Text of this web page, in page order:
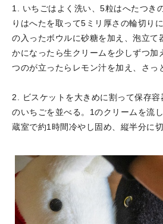
1. いちごはよく洗い、5粒はへたつき
りはへたを取って5ミリ厚さの輪切り
の入ったボウルに砂糖を加え、泡立て
かになったら生クリームを少しずつ加
つのが立ったらレモン汁を加え、さっ
2. ビスケットを大きめに割って保存容
のいちごを並べる。1のクリームを流
蔵室で約1時間冷やし固め、縦半分に